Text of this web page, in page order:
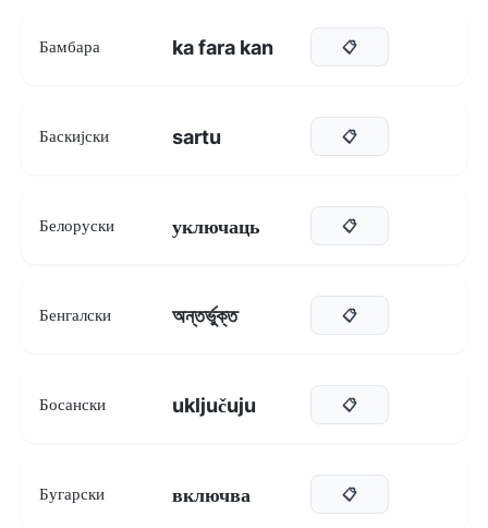
Бамбара ka fara kan 📋
Баскијски sartu 📋
Белоруски уключаць 📋
Бенгалски অন্তর্ভুক্ত 📋
Босански uključuju 📋
Бугарски включва 📋